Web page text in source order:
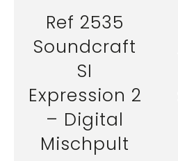
Ref 2535
Soundcraft
SI
Expression 2
– Digital
Mischpult